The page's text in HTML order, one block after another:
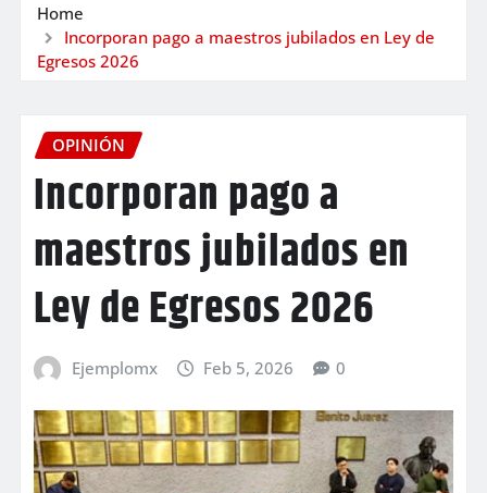
Home
Incorporan pago a maestros jubilados en Ley de
Egresos 2026
OPINIÓN
Incorporan pago a
maestros jubilados en
Ley de Egresos 2026
Ejemplomx Feb 5, 2026 0